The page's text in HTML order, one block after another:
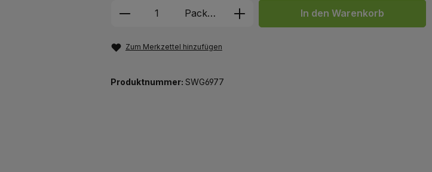
Produkt Anzahl: Gib den gewünschten Wert
Packung In den Warenkorb
Zum Merkzettel hinzufügen
Produktnummer: SWG6977